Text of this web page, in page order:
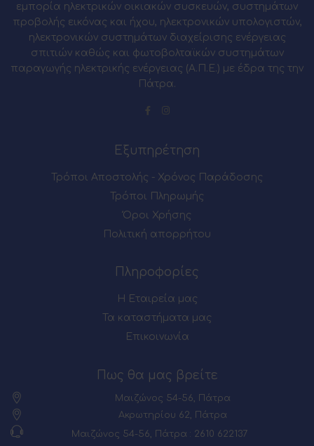
εμπορία ηλεκτρικών οικιακών συσκευών, συστημάτων
προβολής εικόνας και ήχου, ηλεκτρονικών υπολογιστών,
ηλεκτρονικών συστημάτων διαχείρισης ενέργειας
σπιτιών καθώς και φωτοβολταϊκών συστημάτων
παραγωγής ηλεκτρικής ενέργειας (Α.Π.Ε.) με έδρα της την
Πάτρα.
Εξυπηρέτηση
Τρόποι Αποστολής - Χρόνος Παράδοσης
Τρόποι Πληρωμής
Όροι Χρήσης
Πολιτική απορρήτου
Πληροφορίες
Η Εταιρεία μας
Τα καταστήματα μας
Επικοινωνία
Πως θα μας βρείτε
Μαιζώνος 54-56, Πάτρα
Ακρωτηρίου 62, Πάτρα
Μαιζώνος 54-56, Πάτρα : 2610 622137